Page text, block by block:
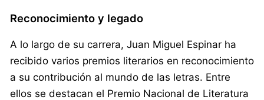
Reconocimiento y legado
A lo largo de su carrera, Juan Miguel Espinar ha
recibido varios premios literarios en reconocimiento
a su contribución al mundo de las letras. Entre
ellos se destacan el Premio Nacional de Literatura